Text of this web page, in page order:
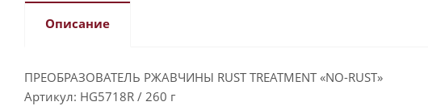
Описание
ПРЕОБРАЗОВАТЕЛЬ РЖАВЧИНЫ RUST TREATMENT «NO-RUST»
Артикул: HG5718R / 260 г